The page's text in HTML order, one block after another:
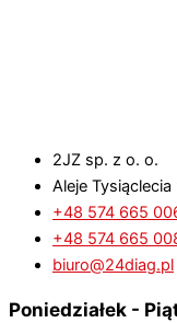
2JZ sp. z o. o.
Aleje
+48 574 665
+48 574 665
biuro@24diag.pl
Poniedziałek -